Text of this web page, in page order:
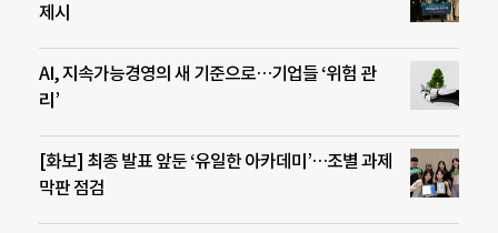
제시
AI, 지속가능경영의 새 기준으로…기업들 ‘위험 관
리’
[화보] 최종 발표 앞둔 ‘유일한 아카데미’…조별 과제
막판 점검